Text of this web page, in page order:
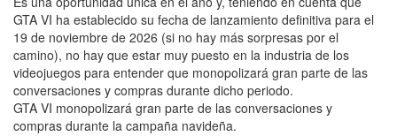
GTA VI ha establecido su fecha de lanzamiento definitiva para el
19 de noviembre de 2026 (si no hay más sorpresas por el
camino), no hay que estar muy puesto en la industria de los
videojuegos para entender que monopolizará gran parte de las
conversaciones y compras durante dicho periodo.
GTA VI monopolizará gran parte de las conversaciones y
compras durante la campaña navideña.